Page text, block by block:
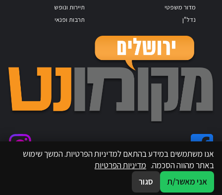
מדור משפטי
נדל"ן
תיירות ונופש
תרבות ופנאי
אנו משתמשים במידע בהתאם למדיניות הפרטיות. המשך שימוש
באתר מהווה הסכמה. מדיניות הפרטיות
אני מאשר/ת
סגור